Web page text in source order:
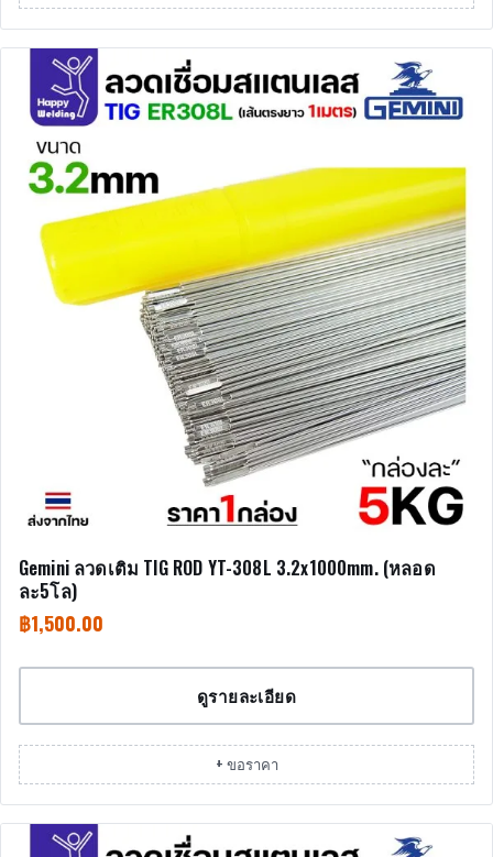
Gemini ลวดเติม TIG ROD YT-308L 3.2x1000mm. (หลอด
ละ5โล)
฿1,500.00
ดูรายละเอียด
+ ขอราคา